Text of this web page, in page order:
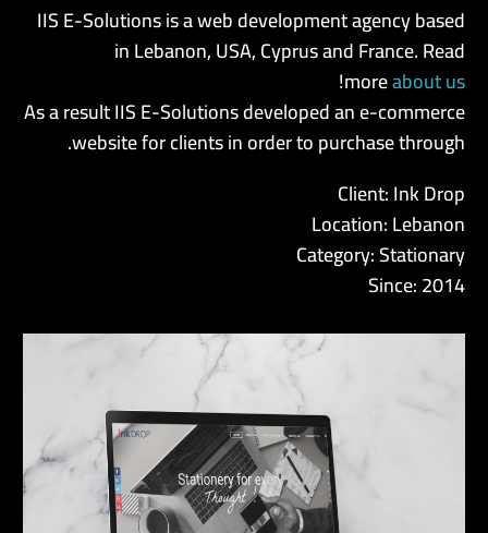
IIS E-Solutions is a web development agency based
in Lebanon, USA, Cyprus and France. Read
moreabout us
!
As a result IIS E-Solutions developed an e-commerce
website for clients in order to purchase through.
Client: Ink Drop
Location: Lebanon
Category: Stationary
Since: 2014